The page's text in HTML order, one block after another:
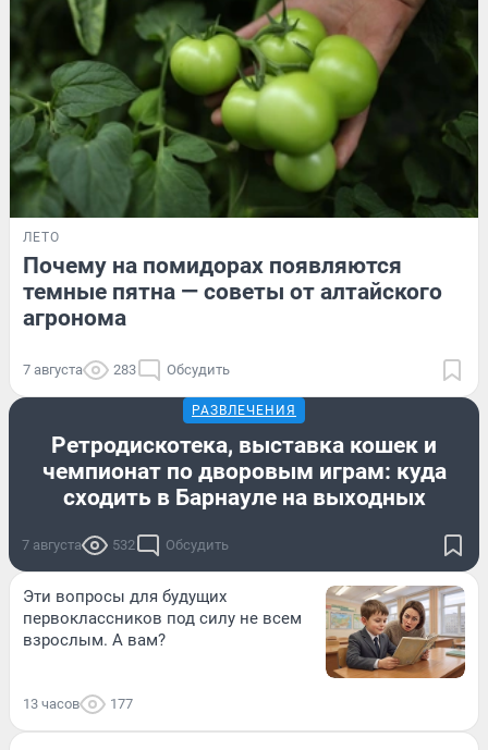
ЛЕТО
Почему на помидорах появляются
темные пятна — советы от алтайского
агронома
7 августа 283 Обсудить
РАЗВЛЕЧЕНИЯ
Ретродискотека, выставка кошек и
чемпионат по дворовым играм: куда
сходить в Барнауле на выходных
7 августа 532 Обсудить
Эти вопросы для будущих
первоклассников под силу не всем
взрослым. А вам?
13 часов 177